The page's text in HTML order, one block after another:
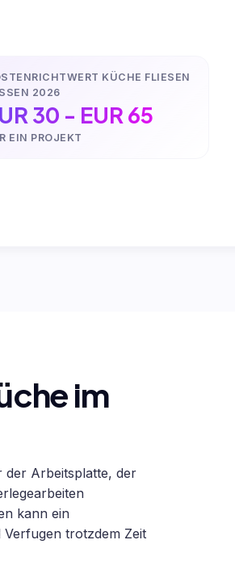
KÜCHE FLIESEN
2026
30 - EUR 65
EIN PROJEKT
im
der Arbeitsplatte, der
kann ein
trotzdem Zeit